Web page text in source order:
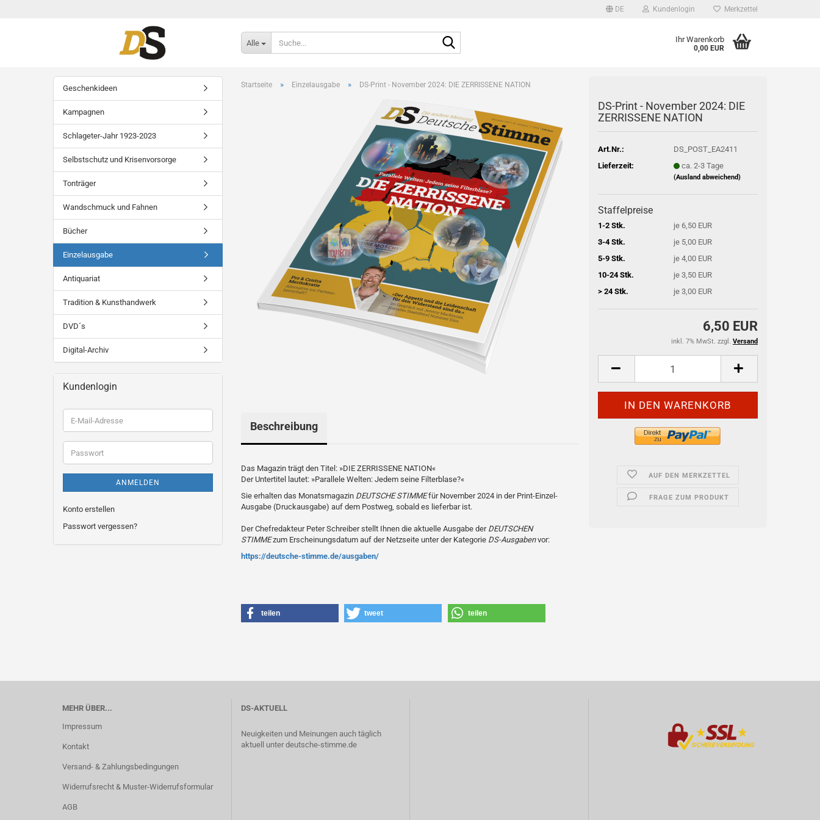
DE Kundenlogin
Konto erstellen
Passwort vergessen?
Merkzettel
Alle Ihr Warenkorb
0,00 EUR
Startseite » Einzelausgabe » DS-Print - November 2024: DIE ZERRISSENE NATION
DS-Print - November 2024: DIE
ZERRISSENE NATION
Art.Nr.:
DS_POST_EA2411
Lieferzeit:
ca. 2-3 Tage
(Ausland abweichend)
Staffelpreise
1-2 Stk.
je 6,50 EUR
3-4 Stk.
je 5,00 EUR
5-9 Stk.
je 4,00 EUR
10-24 Stk.
je 3,50 EUR
> 24 Stk.
je 3,00 EUR
6,50 EUR
inkl. 7% MwSt. zzgl. Versand
AUF DEN MERKZETTEL
FRAGE ZUM PRODUKT
Beschreibung
Das Magazin trägt den Titel: »DIE ZERRISSENE NATION«
Der Untertitel lautet: »Parallele Welten: Jedem seine Filterblase?«
Sie erhalten das Monatsmagazin DEUTSCHE STIMMEfür November 2024 in der Print-Einzel-
Ausgabe (Druckausgabe) auf dem Postweg, sobald es lieferbar ist.
Der Chefredakteur Peter Schreiber stellt Ihnen die aktuelle Ausgabe der DEUTSCHEN
STIMMEzum Erscheinungsdatum auf der Netzseite unter der Kategorie DS-Ausgabenvor:
https://deutsche-stimme.de/ausgaben/
teilen tweet teilen
Geschenkideen
Kampagnen
Schlageter-Jahr 1923-2023
Selbstschutz und Krisenvorsorge
Tonträger
Wandschmuck und Fahnen
Bücher
Einzelausgabe
Antiquariat
Tradition & Kunsthandwerk
DVD´s
Digital-Archiv
Kundenlogin
E-
Mail-
Adresse
Passwort
ANMELDEN
Konto erstellen
Passwort vergessen?
MEHR ÜBER...
Impressum
Kontakt
Versand- & Zahlungsbedingungen
Widerrufsrecht & Muster-Widerrufsformular
AGB
DS-AKTUELL
Neuigkeiten und Meinungen auch täglich
aktuell unter deutsche-stimme.de